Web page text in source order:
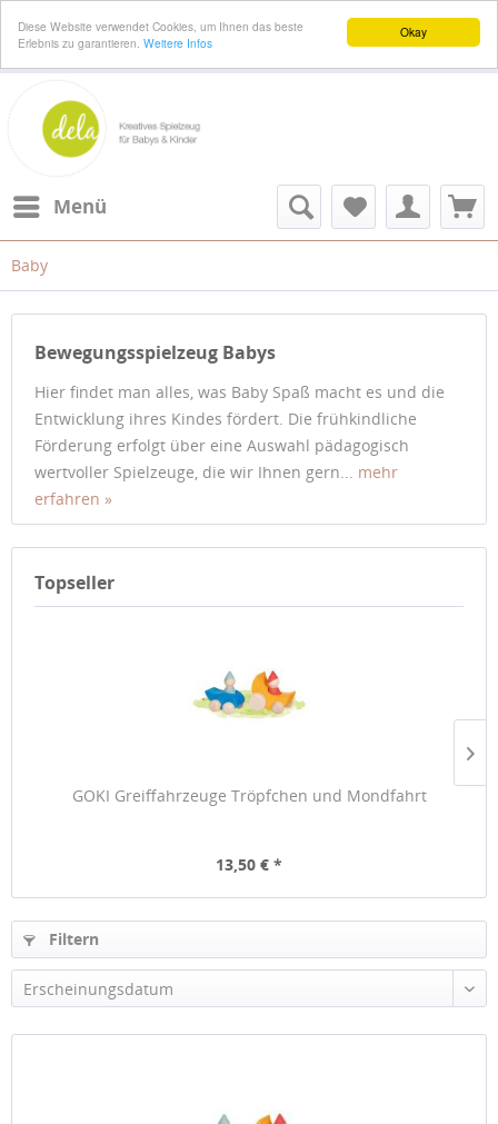
Okay
Diese Website verwendet Cookies, um Ihnen das beste
Erlebnis zu garantieren. Weitere Infos
Menü
Baby
Bewegungsspielzeug Babys
Hier findet man alles, was Baby Spaß macht es und die
Entwicklung ihres Kindes fördert. Die frühkindliche
Förderung erfolgt über eine Auswahl pädagogisch
wertvoller Spielzeuge, die wir Ihnen gern... mehr
erfahren »
Topseller
GOKI Greiffahrzeuge Tröpfchen und Mondfahrt
13,50 € *
Filtern
Erscheinungsdatum